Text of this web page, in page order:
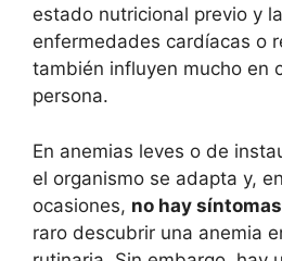
estado nutricional previo y
enfermedades cardíacas o
también influyen mucho en
persona.
En anemias leves o de
el organismo se adapta y,
ocasiones, no hay
raro descubrir una anemia